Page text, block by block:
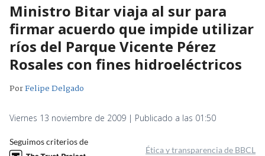
Ministro Bitar viaja al sur para
firmar acuerdo que impide utilizar
ríos del Parque Vicente Pérez
Rosales con fines hidroeléctricos
PorFelipe Delgado
Viernes 13 noviembre de 2009 | Publicado a las 01:50
Seguimos criterios de
Ética y transparencia de BBCL